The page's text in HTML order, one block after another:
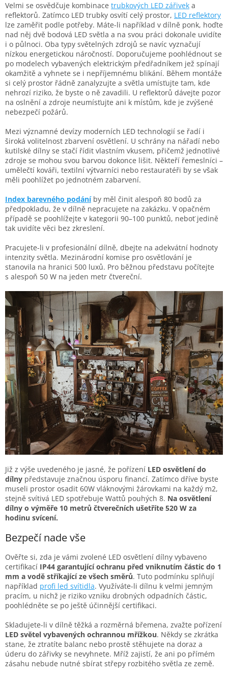
Velmi se osvědčuje kombinace trubkových LED zářivek a
reflektorů. Zatímco LED trubky osvítí celý prostor, LED reflektory
lze zaměřit podle potřeby. Máte-li například v dílně ponk, hoďte
nad něj dvě bodová LED světla a na svou práci dokonale uvidíte
i o půlnoci. Oba typy světelných zdrojů se navíc vyznačují
nízkou energetickou náročností. Doporučujeme poohlédnout se
po modelech vybavených elektrickým předřadníkem jež spínají
okamžitě a vyhnete se i nepříjemnému blikání. Během montáže
si celý prostor řádně zanalyzujte a světla umísťujte tam, kde
nehrozí riziko, že byste o ně zavadili. U reflektorů dávejte pozor
na oslnění a zdroje neumísťujte ani k místům, kde je zvýšené
nebezpečí požárů.
Mezi významné devízy moderních LED technologií se řadí i
široká volitelnost zbarvení osvětlení. U schrány na nářadí nebo
kutilské dílny se stačí řídit vlastním vkusem, přičemž jednotlivé
zdroje se mohou svou barvou dokonce lišit. Někteří řemeslníci –
umělečtí kováři, textilní výtvarníci nebo restauratéři by se však
měli poohlížet po jednotném zabarvení.
Index barevného podání by měl činit alespoň 80 bodů za
předpokladu, že v dílně nepracujete na zakázku. V opačném
případě se poohlížejte v kategorii 90–100 punktů, neboť jedině
tak uvidíte věci bez zkreslení.
Pracujete-li v profesionální dílně, dbejte na adekvátní hodnoty
intenzity světla. Mezinárodní komise pro osvětlování je
stanovila na hranici 500 luxů. Pro běžnou představu počítejte
s alespoň 50 W na jeden metr čtvereční.
Již z výše uvedeného je jasné, že pořízení LED osvětlení do
dílny představuje značnou úsporu financí. Zatímco dříve byste
museli prostor osadit 60W vláknovými žárovkami na každý m2,
stejně svítivá LED spotřebuje Wattů pouhých 8. Na osvětlení
dílny o výměře 10 metrů čtverečních ušetříte 520 W za
hodinu svícení.
Bezpečí nade vše
Ověřte si, zda je vámi zvolené LED osvětlení dílny vybaveno
certifikací IP44 garantující ochranu před vniknutím částic do 1
mm a vodě stříkající ze všech směrů. Tuto podmínku splňují
například profi led svítidla. Využíváte-li dílnu k velmi jemným
pracím, u nichž je riziko vzniku drobných odpadních částic,
poohlédněte se po ještě účinnější certifikaci.
Skladujete-li v dílně těžká a rozměrná břemena, zvažte pořízení
LED světel vybavených ochrannou mřížkou. Někdy se zkrátka
stane, že ztratíte balanc nebo prostě stěhujete na doraz a
úderu do zářivky se nevyhnete. Mříž zajistí, že ani po přímém
zásahu nebude nutné sbírat střepy rozbitého světla ze země.